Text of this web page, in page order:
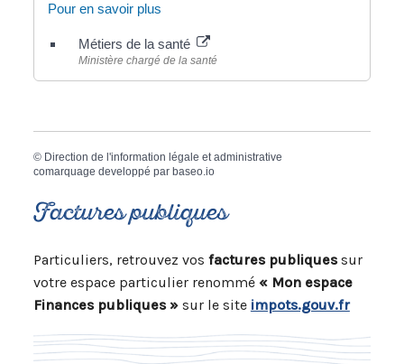
Pour en savoir plus
Métiers de la santé
Ministère chargé de la santé
© Direction de l'information légale et administrative
comarquage developpé par baseo.io
Factures publiques
Particuliers, retrouvez vos factures publiquessur
votre espace particulier renommé « Mon espace
Finances publiques »sur le site impots.gouv.fr